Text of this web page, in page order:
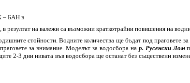
– БАН в
на валежи са възможни краткотрайни повишения на
стойности. Водните количества ще бъдат под праговете
за внимание. Моделът за водосбора на р. Русенски Лом
2-3 дни нивата във водосбора ще останат без съществени